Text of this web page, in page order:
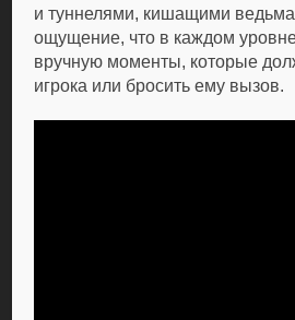
и туннелями, кишащими
ощущение, что в каждом
вручную моменты, которые
игрока или бросить ему вызов.